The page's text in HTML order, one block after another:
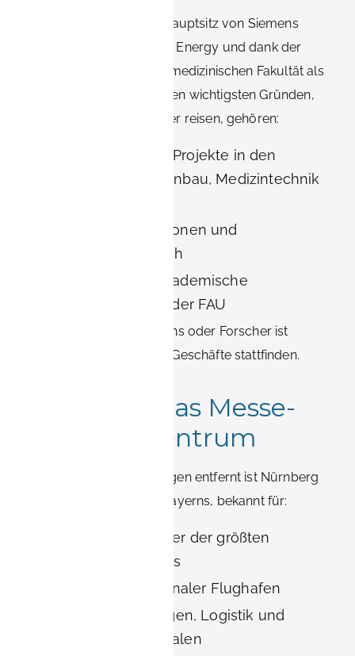
Erlangen ist bekannt als Hauptsitz von Siemens
Healthineers und Siemens Energy und dank der
Universität FAU und ihrer medizinischen Fakultät als
Forschungszentrum. Zu den wichtigsten Gründen,
warum Berufstätige hierher reisen, gehören:
Siemens-bezogene Projekte in den
Bereichen Maschinenbau, Medizintechnik
Hochschulkooperationen und
Forschungsaustausch
Konferenzen und akademische
Veranstaltungen an der FAU
Für Mitarbeiter von Siemens oder Forscher ist
Erlangen der Ort, an dem Geschäfte stattfinden.
Nürnberg: Das Messe-
und Eventzentrum
Nur 20 Minuten von Erlangen entfernt ist Nürnberg
eine der größten Städte Bayerns, bekannt für:
NürnbergMesse, einer der größten
Messehallen Europas
Ein großer internationaler Flughafen
Finanzdienstleistungen, Logistik und
Unternehmenszentralen